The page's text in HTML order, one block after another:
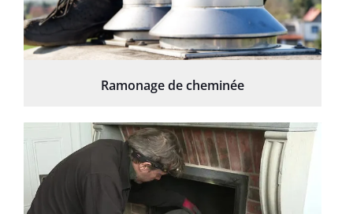
Ramonage de cheminée